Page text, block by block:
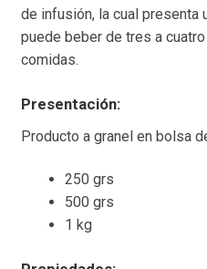
de infusión, la cual presenta
puede beber de tres a
comidas.
Presentación:
Producto a granel en bolsa
250 grs
500 grs
1 kg